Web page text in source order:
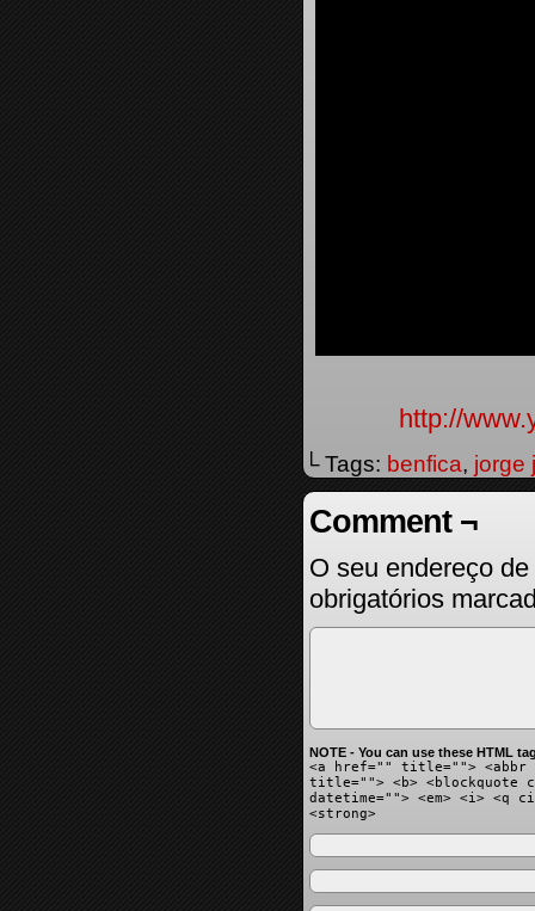
http://
└ Tags: benfica, jorge
Comment ¬
O seu endereço
obrigatórios
NOTE - You can use these HTML
<a href="" title=""> <abbr
title=""> <b> <blockquote
datetime=""> <em> <i> <q
<strong>